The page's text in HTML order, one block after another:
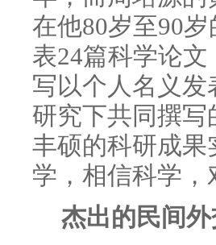
在他80岁至90
表24篇科学论
写以个人名义
研究下共同撰
丰硕的科研成
学，相信科学
杰出的民间